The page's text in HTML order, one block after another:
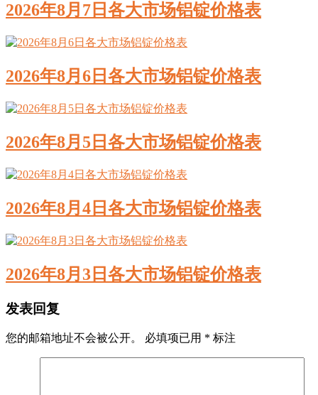
2026年8月7日各大市场铝锭价格表
2026年8月6日各大市场铝锭价格表
2026年8月5日各大市场铝锭价格表
2026年8月4日各大市场铝锭价格表
2026年8月3日各大市场铝锭价格表
发表回复
您的邮箱地址不会被公开。 必填项已用 * 标注